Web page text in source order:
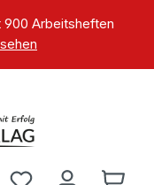
Arbeitsheften